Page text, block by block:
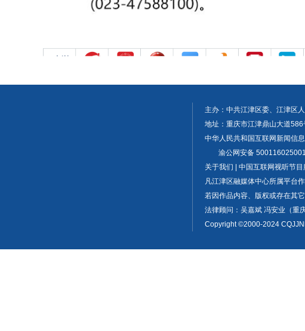
主办：中共江津区委、江津区
地址：重庆市江津鼎山大道
中华人民共和国互联网新闻信
渝公网安备
关于我们 | 中国互联网视听节
凡江津区融媒体中心所属平台
若因作品内容、版权或存在其
法律顾问：吴嘉斌 冯安业（重
Copyright ©2000-2024